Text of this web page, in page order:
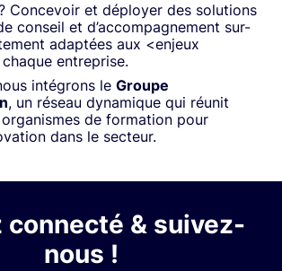
Concevoir et déployer des solutions
conseil et d’accompagnement sur-
adaptées aux <enjeux
entreprise.
intégrons leGroupe
, un réseau dynamique qui réunit
de formation pour
dans le secteur.
connecté & suivez-
nous !